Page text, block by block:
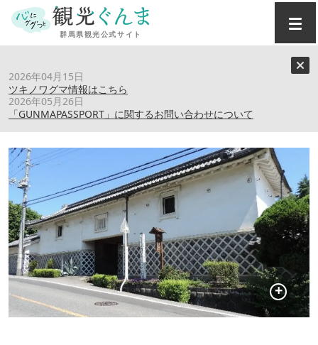
2026年04月15日
ツキノワグマ情報はこちら
2026年05月26日
「GUNMAPASSPORT」に関するお問い合わせについて
森田家本家